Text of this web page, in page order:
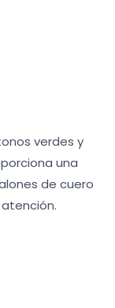
verdes y
una
de cuero